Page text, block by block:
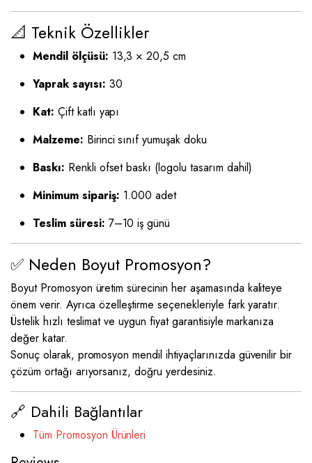
📐 Teknik Özellikler
Mendil ölçüsü: 13,3 × 20,5 cm
Yaprak sayısı: 30
Kat: Çift katlı yapı
Malzeme: Birinci sınıf yumuşak doku
Baskı: Renkli ofset baskı (logolu tasarım dahil)
Minimum sipariş: 1.000 adet
Teslim süresi: 7–10 iş günü
✅ Neden Boyut Promosyon?
Boyut Promosyon üretim sürecinin her aşamasında kaliteye
önem verir. Ayrıca özelleştirme seçenekleriyle fark yaratır.
Üstelik hızlı teslimat ve uygun fiyat garantisiyle markanıza
değer katar.
Sonuç olarak, promosyon mendil ihtiyaçlarınızda güvenilir bir
çözüm ortağı arıyorsanız, doğru yerdesiniz.
🔗 Dahili Bağlantılar
Tüm Promosyon Ürünleri